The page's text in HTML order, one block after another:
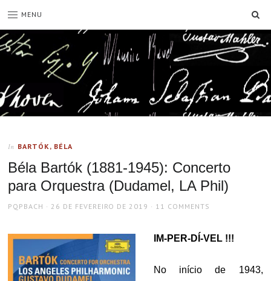
MENU
In BARTÓK, BÉLA
Béla Bartók (1881-1945): Concerto
para Orquestra (Dudamel, LA Phil)
AUTHOR
PQPBACH
POSTED
26 DE FEVEREIRO DE 2019 11 COMMENTS
IM-PER-DÍ-VEL !!!
No início de 1943,